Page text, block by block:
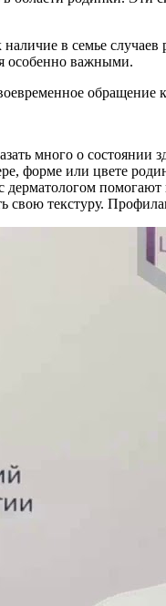
в семье
особенно важными.
обращение
много о
форме или цвете
дерматологом
свою текстуру.